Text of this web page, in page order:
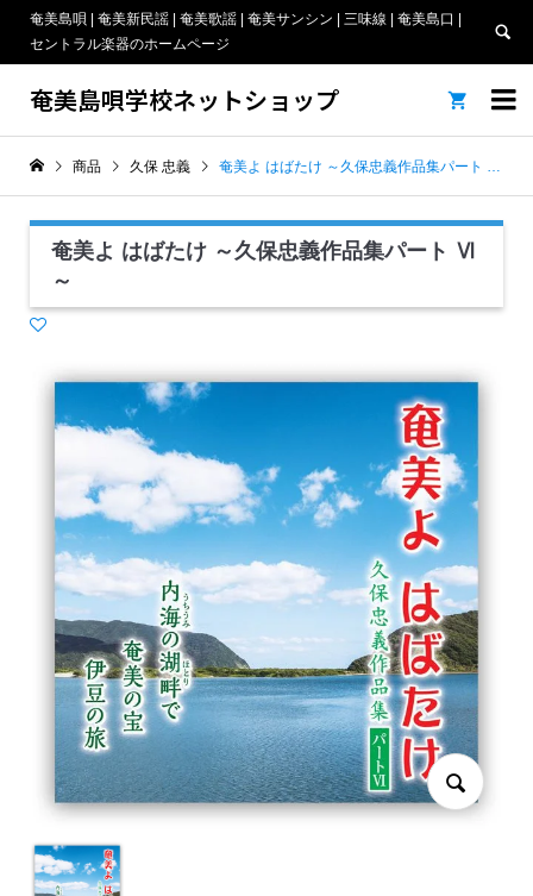
奄美島唄 | 奄美新民謡 | 奄美歌謡 | 奄美サンシン | 三味線 | 奄美島口 |
セントラル楽器のホームページ

奄美島唄学校ネットショップ 
商品 久保 忠義 奄美よ はばたけ ～久保忠義作品集パート Ⅵ～
奄美よ はばたけ ～久保忠義作品集パート Ⅵ
～